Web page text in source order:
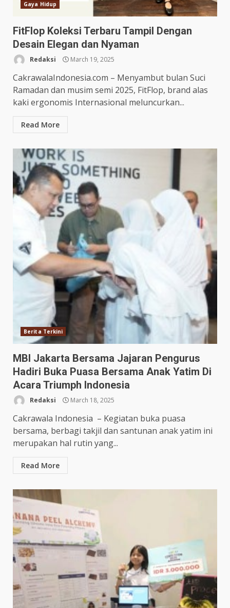
Gaya Hidup
FitFlop Koleksi Terbaru Tampil Dengan
Desain Elegan dan Nyaman
Redaksi March 19, 2025
CakrawalaIndonesia.com – Menyambut bulan Suci
Ramadan dan musim semi 2025, FitFlop, brand alas
kaki ergonomis Internasional meluncurkan...
Read More
Berita Terkini
MBI Jakarta Bersama Jajaran Pengurus
Hadiri Buka Puasa Bersama Anak Yatim Di
Acara Triumph Indonesia
Redaksi March 18, 2025
Cakrawala Indonesia – Kegiatan buka puasa
bersama, berbagi takjil dan santunan anak yatim ini
merupakan hal rutin yang...
Read More